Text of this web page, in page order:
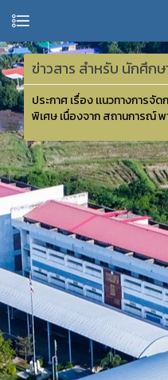
ข่าวสาร สำหรับ นักศึก
ประกาศ เรื่อง เเนวทางการ
พิเศษ เนื่องจาก สถานการณ์